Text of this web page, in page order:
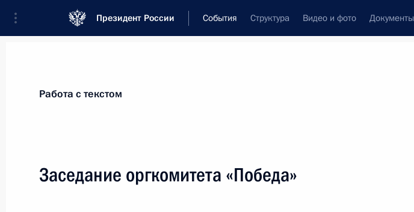
Президент России События Структура Видео и фото Документы
Новости
Все комиссии и советы
Работа с текстом
Заседание оргкомитета «Победа»